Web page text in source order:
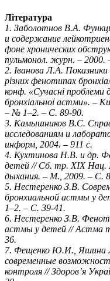
Література
1. Заболотнов В.А.
и содержание
фоне хронических
пульмонол. журн. –
2. Іванова Л.А. Показники
різних фенотипах
конф. «Сучасні проблеми
бронхіальної астми». –
– № 1–2. – С. 89-90.
3. Камышников В.С.
исследованиям и
информ, 2004. – 911 с.
4. Кухтинова Н.В. и др.
детей // Сб. тр. XIX Нац.
дыхания. – М., 2009. – С.
5. Нестеренко З.В.
бронхиальной астмы у
1–2. – С. 39-41.
6. Нестеренко З.В.
астмы у детей // Астма
36.
7. Фещенко Ю.И., Яшина
современные
контроля // Здоров’я